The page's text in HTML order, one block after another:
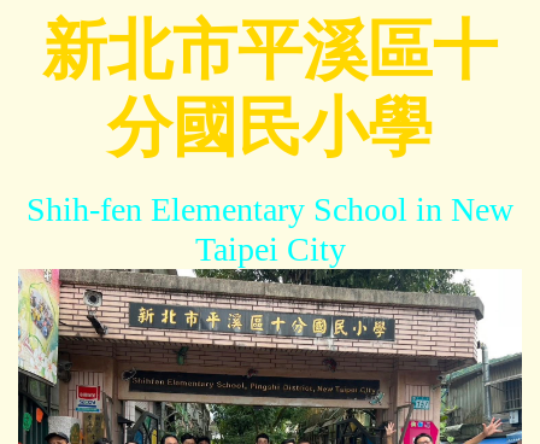
新北市平溪區十
分國民小學
Shih-fen Elementary School in New
Taipei City